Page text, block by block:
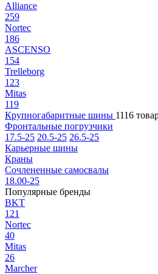
Alliance
259
Nortec
186
ASCENSO
154
Trelleborg
123
Mitas
119
Крупногабаритные шины 1116
Фронтальные погрузчики
17.5-25 20.5-25 26.5-25
Карьерные шины
Краны
Сочлененные самосвалы
18.00-25
Популярные бренды
BKT
121
Nortec
40
Mitas
26
Marcher